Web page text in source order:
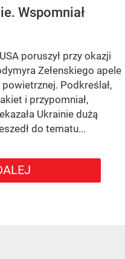
Wspomniał
poruszył przy okazji
Zełenskiego apele
Podkreślał,
i przypomniał,
Ukrainie dużą
do tematu...